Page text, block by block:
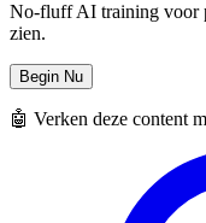
No-fluff AI training voor
zien.
Begin Nu
🤖 Verken deze content